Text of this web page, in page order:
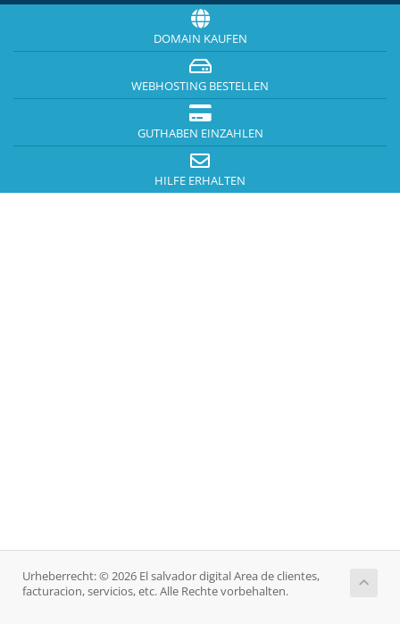
DOMAIN KAUFEN
WEBHOSTING BESTELLEN
GUTHABEN EINZAHLEN
HILFE ERHALTEN
Urheberrecht: © 2026 El salvador digital Area de clientes,
facturacion, servicios, etc. Alle Rechte vorbehalten.